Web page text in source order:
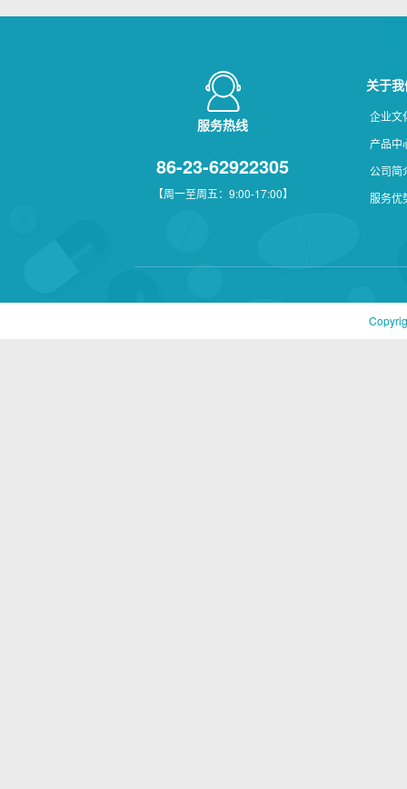
服务热线
86-23-62922305
【周一至周五：9:00-17:00】
关于
企业文
产品中
公司简
服务优